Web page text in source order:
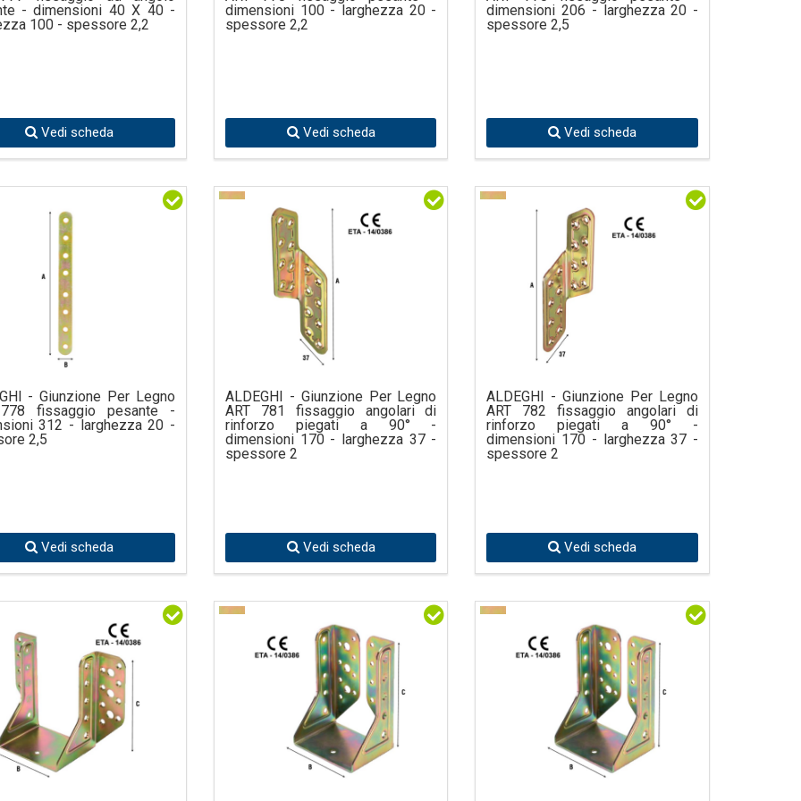
- dimensioni 40 X 40 -
100 - spessore 2,2
Vedi scheda
dimensioni 100 - larghezza 20 -
spessore 2,2
Vedi scheda
dimensioni 206 - larghezza 20 -
spessore 2,5
Vedi scheda
- Giunzione Per Legno
fissaggio pesante -
312 - larghezza 20 -
2,5
Vedi scheda
ALDEGHI - Giunzione Per Legno
ART 781 fissaggio angolari di
rinforzo piegati a 90° -
dimensioni 170 - larghezza 37 -
spessore 2
Vedi scheda
ALDEGHI - Giunzione Per Legno
ART 782 fissaggio angolari di
rinforzo piegati a 90° -
dimensioni 170 - larghezza 37 -
spessore 2
Vedi scheda